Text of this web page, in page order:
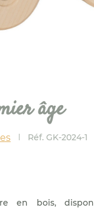
âge
Réf. GK-2024-1
en bois,